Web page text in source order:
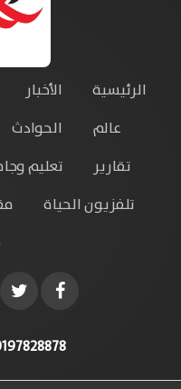
الرئيسية الأخبار
عالم
الحوادث
تقارير
تعليم
تلفزيون الحياة
- 01277893398